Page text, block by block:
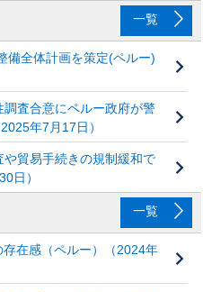
一覧
備全体計画を策定(ペルー)
査合意にペルー政府が警
年7月17日）
貿易手続きの規制緩和で
日）
一覧
在感（ペルー）（2024年